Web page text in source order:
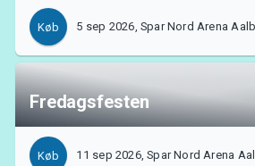
Køb 5 sep 2026, Spar Nord Arena
Fredagsfesten
Køb 11 sep 2026, Spar Nord Arena